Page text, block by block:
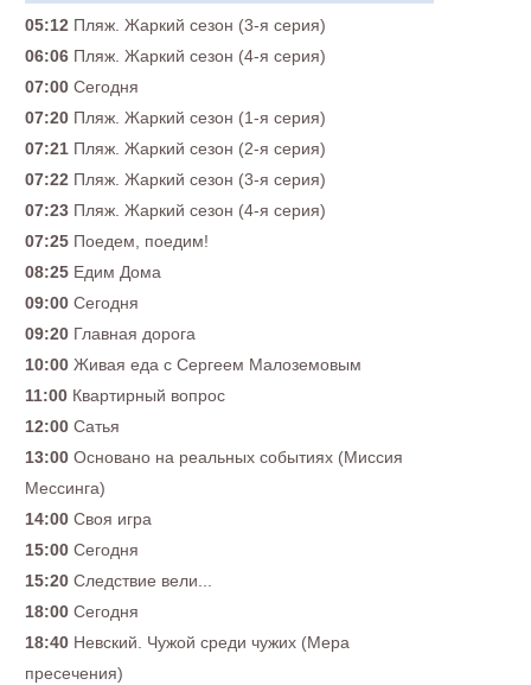
05:12 Пляж. Жаркий сезон (3-я серия)
06:06 Пляж. Жаркий сезон (4-я серия)
07:00 Сегодня
07:20 Пляж. Жаркий сезон (1-я серия)
07:21 Пляж. Жаркий сезон (2-я серия)
07:22 Пляж. Жаркий сезон (3-я серия)
07:23 Пляж. Жаркий сезон (4-я серия)
07:25 Поедем, поедим!
08:25 Едим Дома
09:00 Сегодня
09:20 Главная дорога
10:00 Живая еда с Сергеем Малоземовым
11:00 Квартирный вопрос
12:00 Сатья
13:00 Основано на реальных событиях (Миссия
Мессинга)
14:00 Своя игра
15:00 Сегодня
15:20 Следствие вели...
18:00 Сегодня
18:40 Невский. Чужой среди чужих (Мера
пресечения)